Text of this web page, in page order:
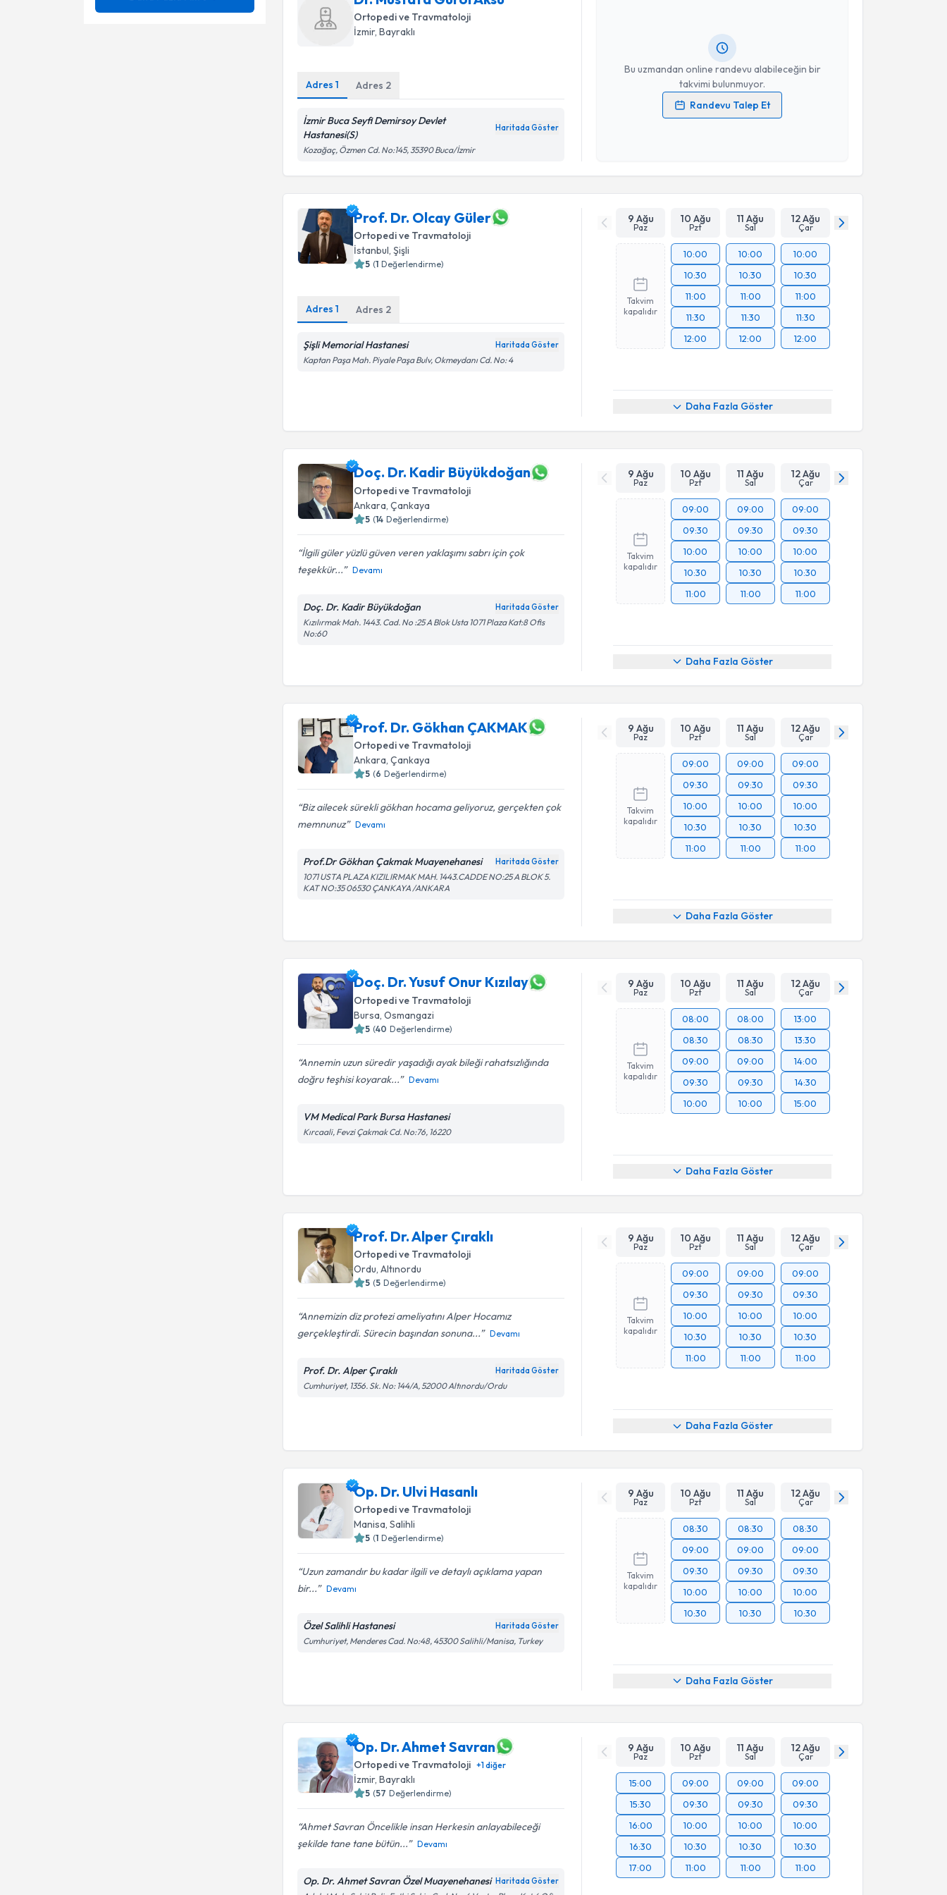
Ortopedi ve Travmatoloji
İzmir, Bayraklı
Adres1 Adres 2
İzmir Buca Seyfi Demirsoy Devlet
Hastanesi(S)
Haritada Göster
Kozağaç, Özmen Cd. No:145, 35390 Buca/İzmir
Bu uzmandan online randevu alabileceğin bir
takvimi bulunmuyor.
Randevu Talep Et
Kişisel verilerimin işlenmesine ilişkinAydınlatma Metni
Takvim Talebini Gönder
Prof. Dr. Olcay Güler
Ortopedi ve Travmatoloji
İstanbul, Şişli
5 (1 Değerlendirme)
Adres1 Adres 2
Şişli Memorial Hastanesi Haritada Göster
Kaptan Paşa Mah. Piyale Paşa Bulv, Okmeydanı Cd. No: 4
9 Ağu
Paz
10 Ağu
Pzt
11 Ağu
Sal
12 Ağu
Çar
Takvim
kapalıdır
10:00
10:30
11:00
11:30
12:00
10:00
10:30
11:00
11:30
12:00
10:00
10:30
11:00
11:30
12:00
Daha Fazla Göster
Doç. Dr. Kadir Büyükdoğan
Ortopedi ve Travmatoloji
Ankara , Çankaya
5 (14 Değerlendirme)
İlgili güler yüzlü güven veren yaklaşımı sabrı için çok
teşekkür...
Devamı
Doç. Dr. Kadir Büyükdoğan Haritada Göster
Kızılırmak Mah. 1443. Cad. No :25 A Blok Usta 1071 Plaza Kat:8 Ofis
No:60
9 Ağu
Paz
10 Ağu
Pzt
11 Ağu
Sal
12 Ağu
Çar
Takvim
kapalıdır
09:00
09:30
10:00
10:30
11:00
09:00
09:30
10:00
10:30
11:00
09:00
09:30
10:00
10:30
11:00
Daha Fazla Göster
Prof. Dr. Gökhan ÇAKMAK
Ortopedi ve Travmatoloji
Ankara, Çankaya
5 (6 Değerlendirme)
Biz ailecek sürekli gökhan hocama geliyoruz, gerçekten çok
memnunuz
Devamı
Prof.Dr Gökhan Çakmak Muayenehanesi Haritada Göster
1071 USTA PLAZA KIZILIRMAK MAH. 1443.CADDE NO:25 A BLOK 5.
KAT NO:35 06530 ÇANKAYA /ANKARA
9 Ağu
Paz
10 Ağu
Pzt
11 Ağu
Sal
12 Ağu
Çar
Takvim
kapalıdır
09:00
09:30
10:00
10:30
11:00
09:00
09:30
10:00
10:30
11:00
09:00
09:30
10:00
10:30
11:00
Daha Fazla Göster
Doç. Dr. Yusuf Onur Kızılay
Ortopedi ve Travmatoloji
Bursa , Osmangazi
5 (40 Değerlendirme)
Annemin uzun süredir yaşadığı ayak bileği rahatsızlığında
doğru teşhisi koyarak...
Devamı
VM Medical Park Bursa Hastanesi
Kırcaali, Fevzi Çakmak Cd. No:76, 16220
9 Ağu
Paz
10 Ağu
Pzt
11 Ağu
Sal
12 Ağu
Çar
Takvim
kapalıdır
08:00
08:30
09:00
09:30
10:00
08:00
08:30
09:00
09:30
10:00
13:00
13:30
14:00
14:30
15:00
Daha Fazla Göster
Prof. Dr. Alper Çıraklı
Ortopedi ve Travmatoloji
Ordu, Altınordu
5 (5 Değerlendirme)
Annemizin diz protezi ameliyatını Alper Hocamız
gerçekleştirdi. Sürecin başından sonuna...
Devamı
Prof. Dr. Alper Çıraklı Haritada Göster
Cumhuriyet, 1356. Sk. No: 144/A, 52000 Altınordu/Ordu
9 Ağu
Paz
10 Ağu
Pzt
11 Ağu
Sal
12 Ağu
Çar
Takvim
kapalıdır
09:00
09:30
10:00
10:30
11:00
09:00
09:30
10:00
10:30
11:00
09:00
09:30
10:00
10:30
11:00
Daha Fazla Göster
Op. Dr. Ulvi Hasanlı
Ortopedi ve Travmatoloji
Manisa , Salihli
5 (1 Değerlendirme)
Uzun zamandır bu kadar ilgili ve detaylı açıklama yapan
bir...
Devamı
Özel Salihli Hastanesi Haritada Göster
Cumhuriyet, Menderes Cad. No:48, 45300 Salihli/Manisa, Turkey
9 Ağu
Paz
10 Ağu
Pzt
11 Ağu
Sal
12 Ağu
Çar
Takvim
kapalıdır
08:30
09:00
09:30
10:00
10:30
08:30
09:00
09:30
10:00
10:30
08:30
09:00
09:30
10:00
10:30
Daha Fazla Göster
Op. Dr. Ahmet Savran
Ortopedi ve Travmatoloji +1diğer
İzmir, Bayraklı
5 (57 Değerlendirme)
Ahmet Savran Öncelikle insan Herkesin anlayabileceği
şekilde tane tane bütün...
Devamı
Op. Dr. Ahmet Savran Özel Muayenehanesi Haritada Göster
9 Ağu
Paz
10 Ağu
Pzt
11 Ağu
Sal
12 Ağu
Çar
15:00
15:30
16:00
16:30
17:00
09:00
09:30
10:00
10:30
11:00
09:00
09:30
10:00
10:30
11:00
09:00
09:30
10:00
10:30
11:00